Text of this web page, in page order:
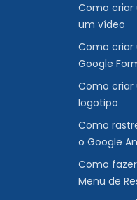
Como criar
um vídeo
Como criar
Google
Como criar
logotipo
Como
o Google
Como
Menu de